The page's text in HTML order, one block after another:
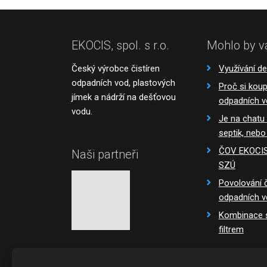
EKOCIS, spol. s r.o.
Český výrobce čistíren
odpadních vod, plastových
jímek a nádrží na dešťovou
vodu.
Naši partneři
Mohlo by
Využívání
Proč si
odpadních
Je na chatu
septik,
ČOV
SZÚ
Povolování
odpadních
Kombinace
filtrem